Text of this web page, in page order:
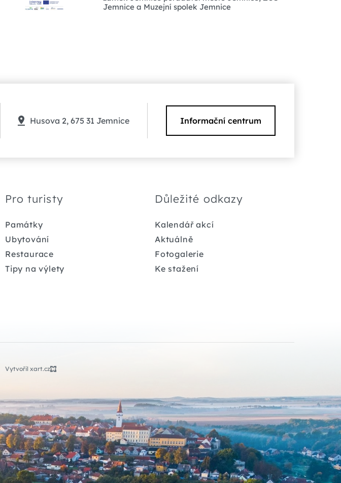
Jemnice a Muzejní spolek Jemnice
Husova 2, 675 31 Jemnice Informační centrum
Pro turisty
Památky
Ubytování
Restaurace
Tipy na výlety
Důležité odkazy
Kalendář akcí
Aktuálně
Fotogalerie
Ke stažení
Vytvořil xart.cz